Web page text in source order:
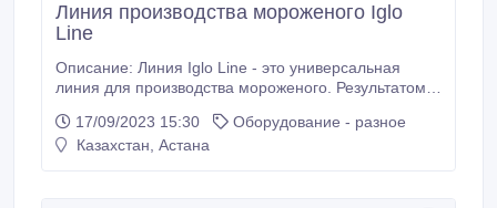
Линия производства мороженого Iglo
Line
Описание: Линия Iglo Line - это универсальная
линия для производства мороженого. Результатом
мороженое следующих видов: мороженое на
палочке мороженое в рожке мороженое в
17/09/2023 15:30
Оборудование - разное
Казахстан, Астана